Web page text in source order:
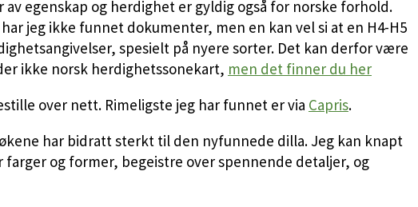
egenskap og herdighet er gyldig også for norske forhold.
jeg ikke funnet dokumenter, men en kan vel si at en H4-H5
spesielt på nyere sorter. Det kan derfor være
ikke norsk herdighetssonekart, men det finner du her
over nett. Rimeligste jeg har funnet er via Capris.
har bidratt sterkt til den nyfunnede dilla. Jeg kan knapt
og former, begeistre over spennende detaljer, og